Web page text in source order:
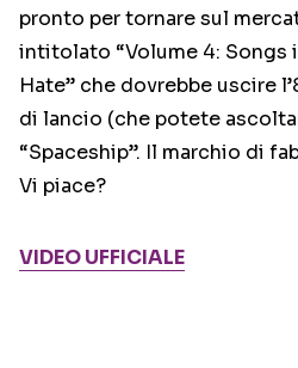
pronto per tornare sul
intitolato “Volume 4: Songs
Hate” che dovrebbe uscire
di lancio (che potete
“Spaceship”. Il marchio di
Vi piace?
VIDEO UFFICIALE